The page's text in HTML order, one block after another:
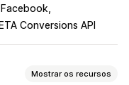
Facebook
Conversions API
Mostrar os recursos